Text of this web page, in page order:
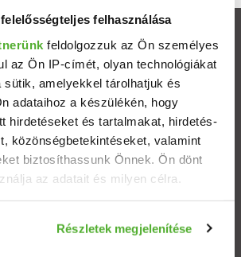
felhasználása
feldolgozzuk az Ön személyes
az Ön IP-címét, olyan technológiákat
sütik, amelyekkel tárolhatjuk és
adataihoz a készülékén, hogy
hirdetéseket és tartalmakat, hirdetés-
közönségbetekintéseket, valamint
biztosíthassunk Önnek. Ön dönt
az adatait és milyen célra.
az Ön földrajzi elhelyezkedéséről
Részletek megjelenítése